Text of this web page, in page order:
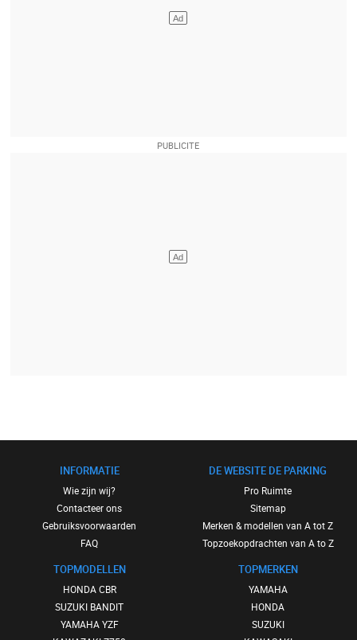
INFORMATIE
Wie zijn wij?
Contacteer ons
Gebruiksvoorwaarden
FAQ
TOPMODELLEN
HONDA CBR
SUZUKI BANDIT
YAMAHA YZF
DE WEBSITE DE PARKING
Pro Ruimte
Sitemap
Merken & modellen van A tot Z
Topzoekopdrachten van A to Z
TOPMERKEN
YAMAHA
HONDA
SUZUKI